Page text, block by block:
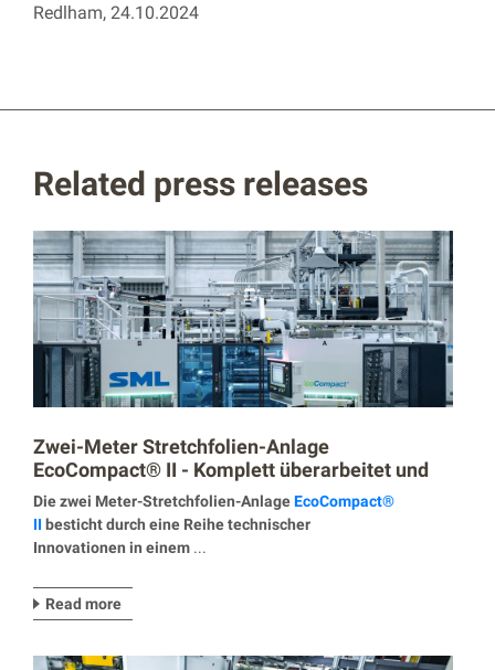
Redlham, 24.10.2024
Related press releases
Zwei-Meter Stretchfolien-Anlage
EcoCompact® II - Komplett überarbeitet und
erweitert
Die zwei Meter-Stretchfolien-AnlageEcoCompact®
II besticht durch eine Reihe technischer
Innovationen in einem ...
Read more